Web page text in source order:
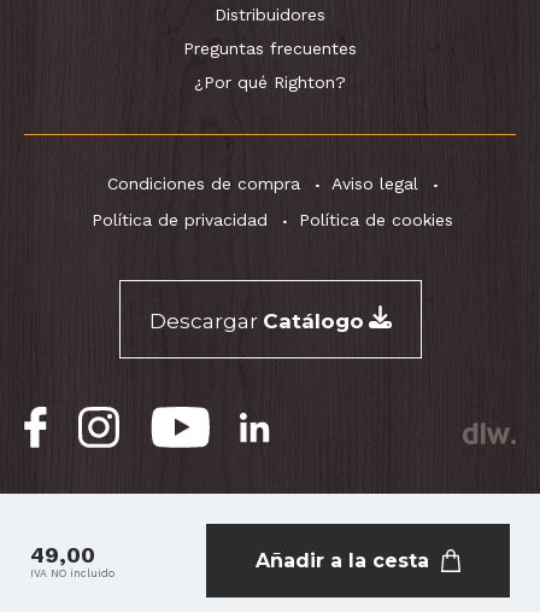
49,00
IVA NO incluido
Añadir a la cesta
Distribuidores
Preguntas frecuentes
¿Por qué Righton?
Condiciones de compra
Aviso legal
Política de privacidad
Política de cookies
Descargar Catálogo